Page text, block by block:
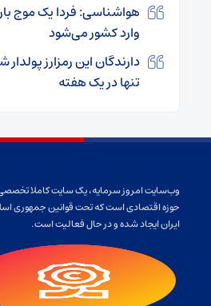
هواشناسی: فردا یک موج
وارد کشور می‌شود
تنها در یک هفته
وب‌سایت امروز سرمایه، یک سایت کاملا
حوزه اقتصادی است که تحت قوانین جمهوری
ایران ایجاد شده و در حال فعالیت است.